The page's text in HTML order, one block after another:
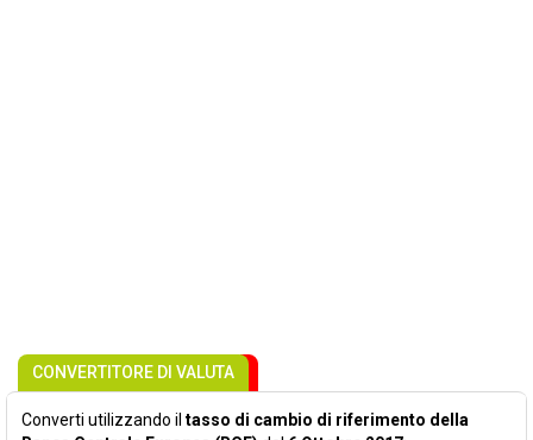
CONVERTITORE DI VALUTA
Converti utilizzando il tasso di cambio di riferimento della